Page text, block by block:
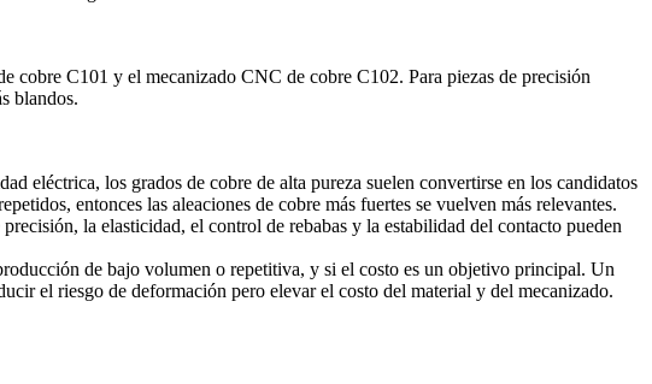
cobre C101 y el mecanizado CNC de cobre C102. Para piezas de precisión
blandos.
eléctrica, los grados de cobre de alta pureza suelen convertirse en los candidatos
entonces las aleaciones de cobre más fuertes se vuelven más relevantes.
la elasticidad, el control de rebabas y la estabilidad del contacto pueden
de bajo volumen o repetitiva, y si el costo es un objetivo principal. Un
el riesgo de deformación pero elevar el costo del material y del mecanizado.